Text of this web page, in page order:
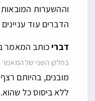
וההשערות המובאות
הדברים עוד
דברי כותב המאמר
בחלקו השני של המאמר
מובנים, בהיותם
ללא ביסוס כל שהוא.